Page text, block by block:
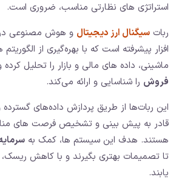
استراتژی‌ های نظارتی مناسب، ضروری است.
ربات سیگنال ارز دیجیتال و هوش مصنوعی در
افزار پیشرفته است که با بهره‌گیری از
ماشینی، داده‌ های مالی و بازار را تحلیل کرده
فروش را شناسایی و ارائه می‌کند.
این ربات‌ها از طریق پردازش داده‌های گسترده
قادر به پیش‌ بینی و تشخیص فرصت‌ های
هستند. هدف این سیستم‌ ها، کمک به
تا تصمیمات بهتری بگیرند و با کاهش
یابند.